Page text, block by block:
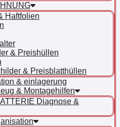
Haftfolien
& Preishüllen
& Preisblatthüllen
& einlagerung
& Montagehilfen
Diagnose &